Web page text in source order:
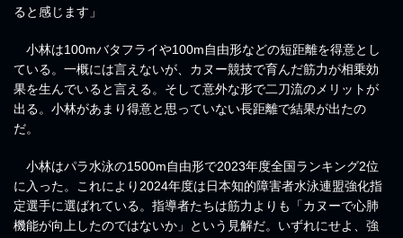
ると感じます」
小林は100mバタフライや100m自由形などの短距離を得意とし
ている。一概には言えないが、カヌー競技で育んだ筋力が相乗効
果を生んでいると言える。そして意外な形で二刀流のメリットが
出る。小林があまり得意と思っていない長距離で結果が出たの
だ。
小林はパラ水泳の1500m自由形で2023年度全国ランキング2位
に入った。これにより2024年度は日本知的障害者水泳連盟強化指
定選手に選ばれている。指導者たちは筋力よりも「カヌーで心肺
機能が向上したのではないか」という見解だ。いずれにせよ、強